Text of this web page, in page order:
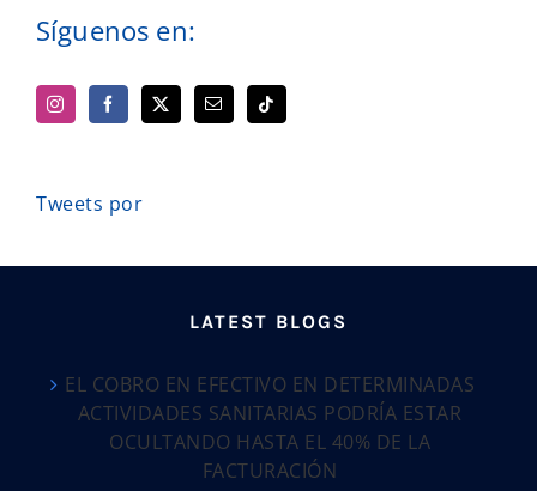
Síguenos en:
Tweets por
LATEST BLOGS
EL COBRO EN EFECTIVO EN DETERMINADAS
ACTIVIDADES SANITARIAS PODRÍA ESTAR
OCULTANDO HASTA EL 40% DE LA
FACTURACIÓN